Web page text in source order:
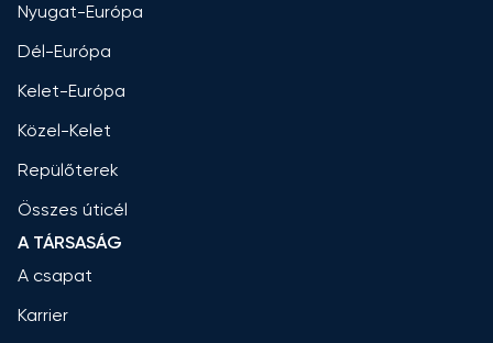
Nyugat-Európa
Dél-Európa
Kelet-Európa
Közel-Kelet
Repülőterek
Összes úticél
A TÁRSASÁG
A csapat
Karrier